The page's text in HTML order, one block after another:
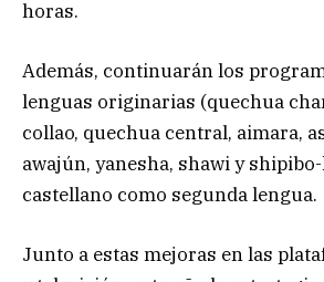
horas.
Además, continuarán los
lenguas originarias (quechua
collao, quechua central, aimara,
awajún, yanesha, shawi y
castellano como segunda lengua.
Junto a estas mejoras en las